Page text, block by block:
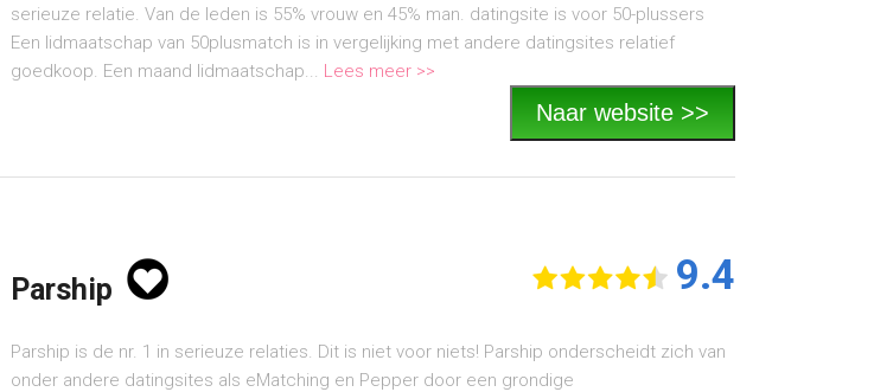
serieuze relatie. Van de leden is 55% vrouw en 45% man. datingsite is voor 50-plussers
Een lidmaatschap van 50plusmatch is in vergelijking met andere datingsites relatief
goedkoop. Een maand lidmaatschap... Lees meer >>
Naar website >>
Parship 9.4
Parship is de nr. 1 in serieuze relaties. Dit is niet voor niets! Parship onderscheidt zich van
onder andere datingsites als eMatching en Pepper door een grondige